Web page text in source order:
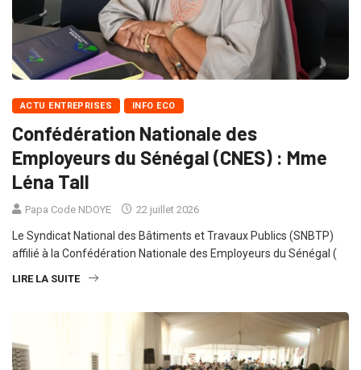
ACTU ENTREPRISES INFO ECO
Confédération Nationale des
Employeurs du Sénégal (CNES) : Mme
Léna Tall
Papa Code NDOYE 22 juillet 2026
Le Syndicat National des Bâtiments et Travaux Publics (SNBTP)
affilié à la Confédération Nationale des Employeurs du Sénégal (
LIRE LA SUITE